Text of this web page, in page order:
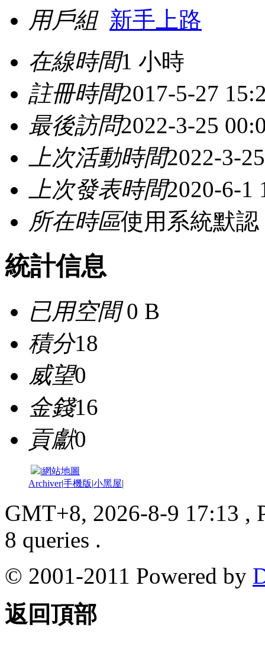
用戶組 新手上路
在線時間1 小時
註冊時間2017-5-27
最後訪問2022-3-25
上次活動時間2022-3-
上次發表時間2020-6-1
所在時區使用系統默認
統計信息
已用空間0 B
積分18
威望0
金錢16
貢獻0
|網站地圖
Archiver|手機版|小黑屋|
GMT+8, 2026-8-9 17:13 ,
8 queries .
© 2001-2011 Powered by
返回頂部